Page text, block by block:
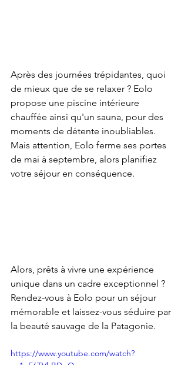
Après des journées trépidantes, quoi
de mieux que de se relaxer ? Eolo
propose une piscine intérieure
chauffée ainsi qu'un sauna, pour des
moments de détente inoubliables.
Mais attention, Eolo ferme ses portes
de mai à septembre, alors planifiez
votre séjour en conséquence.
Alors, prêts à vivre une expérience
unique dans un cadre exceptionnel ?
Rendez-vous à Eolo pour un séjour
mémorable et laissez-vous séduire par
la beauté sauvage de la Patagonie.
https://www.youtube.com/watch?